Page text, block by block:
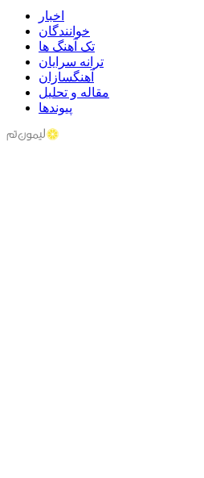
اخبار
خوانندگان
تک آهنگ ها
ترانه سرایان
آهنگسازان
مقاله و تحلیل
پیوندها